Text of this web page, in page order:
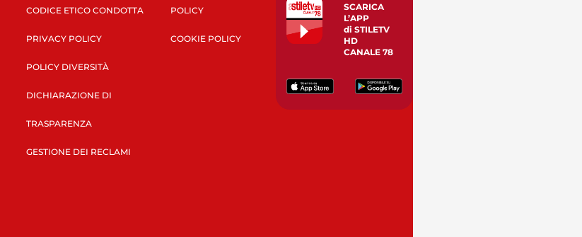
CODICE ETICO CONDOTTA
PRIVACY POLICY
POLICY DIVERSITÀ
DICHIARAZIONE DI
TRASPARENZA
GESTIONE DEI RECLAMI
POLICY
COOKIE POLICY
SCARICA
L’APP
di STILETV
HD
CANALE 78